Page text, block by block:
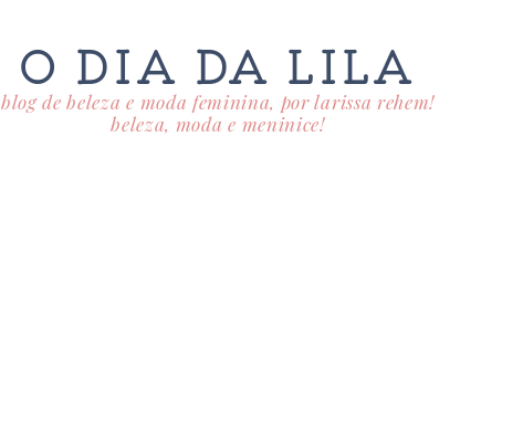
O DIA DA LILA
blog de beleza e moda feminina, por larissa rehem!
beleza, moda e meninice!